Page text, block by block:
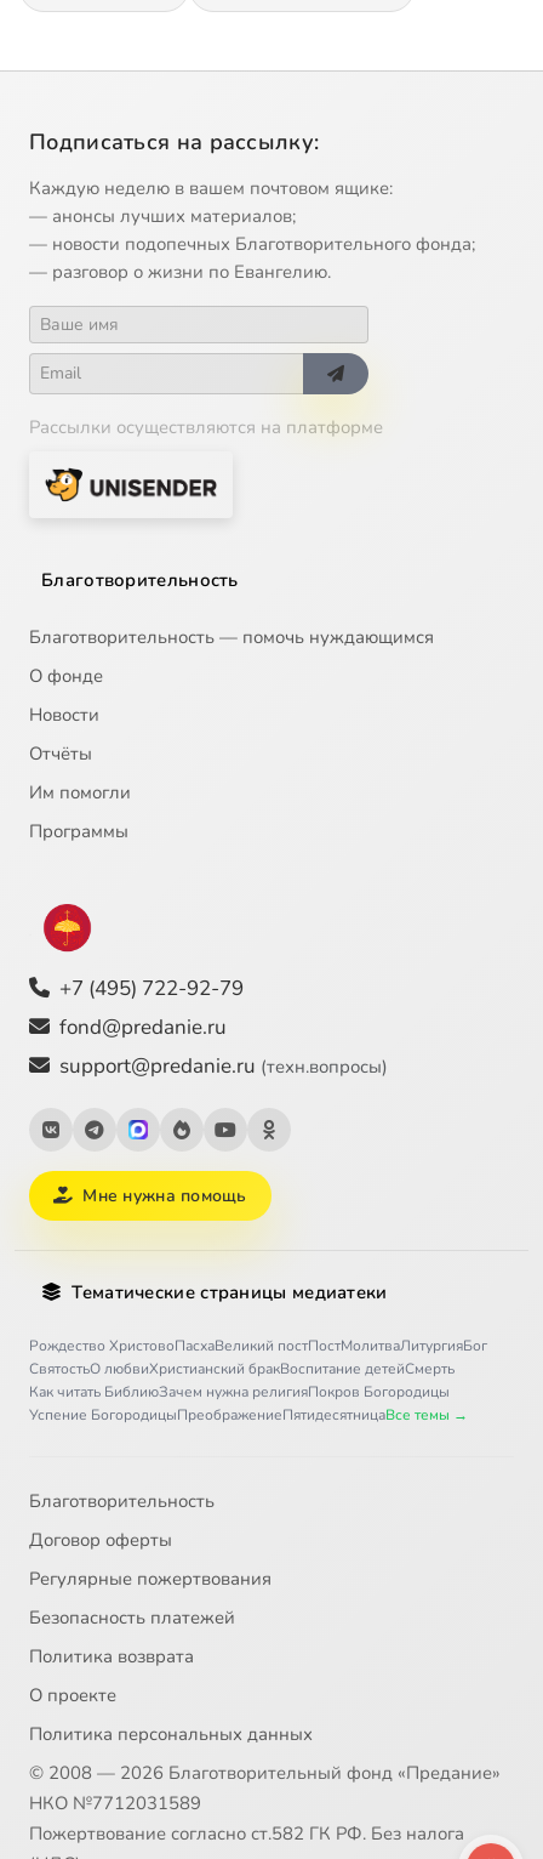
Подписаться на рассылку:
Каждую неделю в вашем почтовом ящике:
— анонсы лучших материалов;
— новости подопечных Благотворительного фонда;
— разговор о жизни по Евангелию.
Рассылки осуществляются на платформе
Благотворительность
Благотворительность — помочь нуждающимся
О фонде
Новости
Отчёты
Им помогли
Программы
+7 (495) 722-92-79
fond@predanie.ru
support@predanie.ru (техн.вопросы)
Мне нужна помощь
Тематические страницы медиатеки
Рождество ХристовоПасхаВеликий постПостМолитваЛитургияБог
СвятостьО любвиХристианский бракВоспитание детейСмерть
Как читать БиблиюЗачем нужна религияПокров Богородицы
Успение БогородицыПреображениеПятидесятницаВсе темы →
Благотворительность
Договор оферты
Регулярные пожертвования
Безопасность платежей
Политика возврата
О проекте
Политика персональных данных
© 2008 — 2026 Благотворительный фонд «Предание»
НКО №7712031589
Пожертвование согласно ст.582 ГК РФ. Без налога